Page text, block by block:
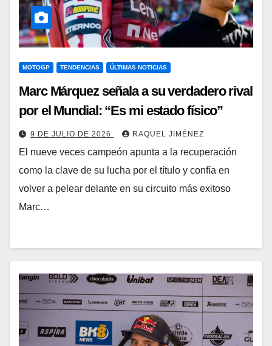
MOTOGP TENDENCIAS ÚLTIMAS NOTICIAS
Marc Márquez señala a su verdadero rival
por el Mundial: “Es mi estado físico”
9 DE JULIO DE 2026 RAQUEL JIMÉNEZ
El nueve veces campeón apunta a la recuperación
como la clave de su lucha por el título y confía en
volver a pelear delante en su circuito más exitoso
Marc…